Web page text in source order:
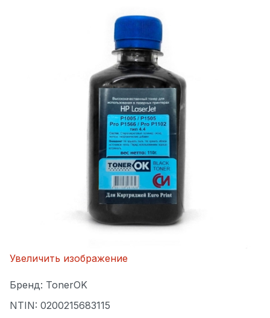
Увеличить изображение
Бренд: TonerOK
NTIN: 0200215683115